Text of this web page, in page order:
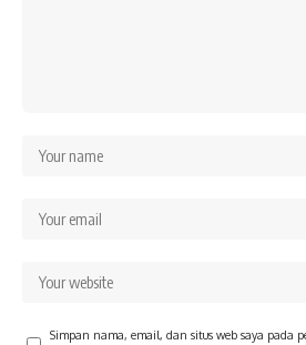
Simpan nama, email, dan situs web saya pada